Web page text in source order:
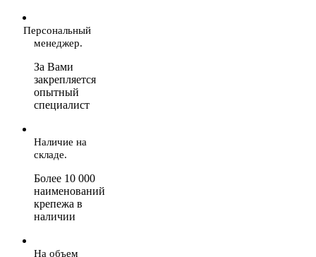
Персональный
менеджер.
За Вами
закрепляется
опытный
специалист
Наличие на
складе.
Более 10 000
наименований
крепежа в
наличии
На объем